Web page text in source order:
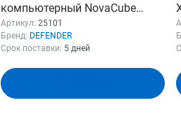
компьютерный NovaCube
черный, mATX, USB3.0, w/o
fans
Артикул: 25101
Бренд: DEFENDER
Срок поставки: 5 дней